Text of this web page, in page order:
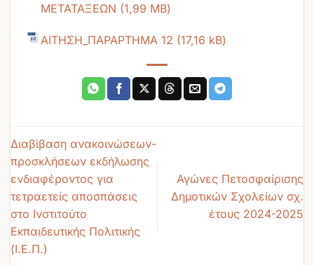
ΜΕΤΑΤΑΞΕΩΝ
ΑΙΤΗΣΗ_ΠΑΡΑΡΤΗΜΑ 12
Διαβίβαση ανακοινώσεων-
προσκλήσεων εκδήλωσης
ενδιαφέροντος για
τετραετείς αποσπάσεις
στο Ινστιτούτο
Εκπαιδευτικής Πολιτικής
(Ι.Ε.Π.)
Αγώνες Πετοσφαίρισης
Δημοτικών Σχολείων σχ.
έτους 2024-2025